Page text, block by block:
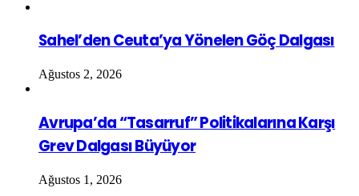
Sahel’den Ceuta’ya Yönelen Göç Dalgası
Ağustos 2, 2026
Avrupa’da “Tasarruf” Politikalarına Karşı
Grev Dalgası Büyüyor
Ağustos 1, 2026